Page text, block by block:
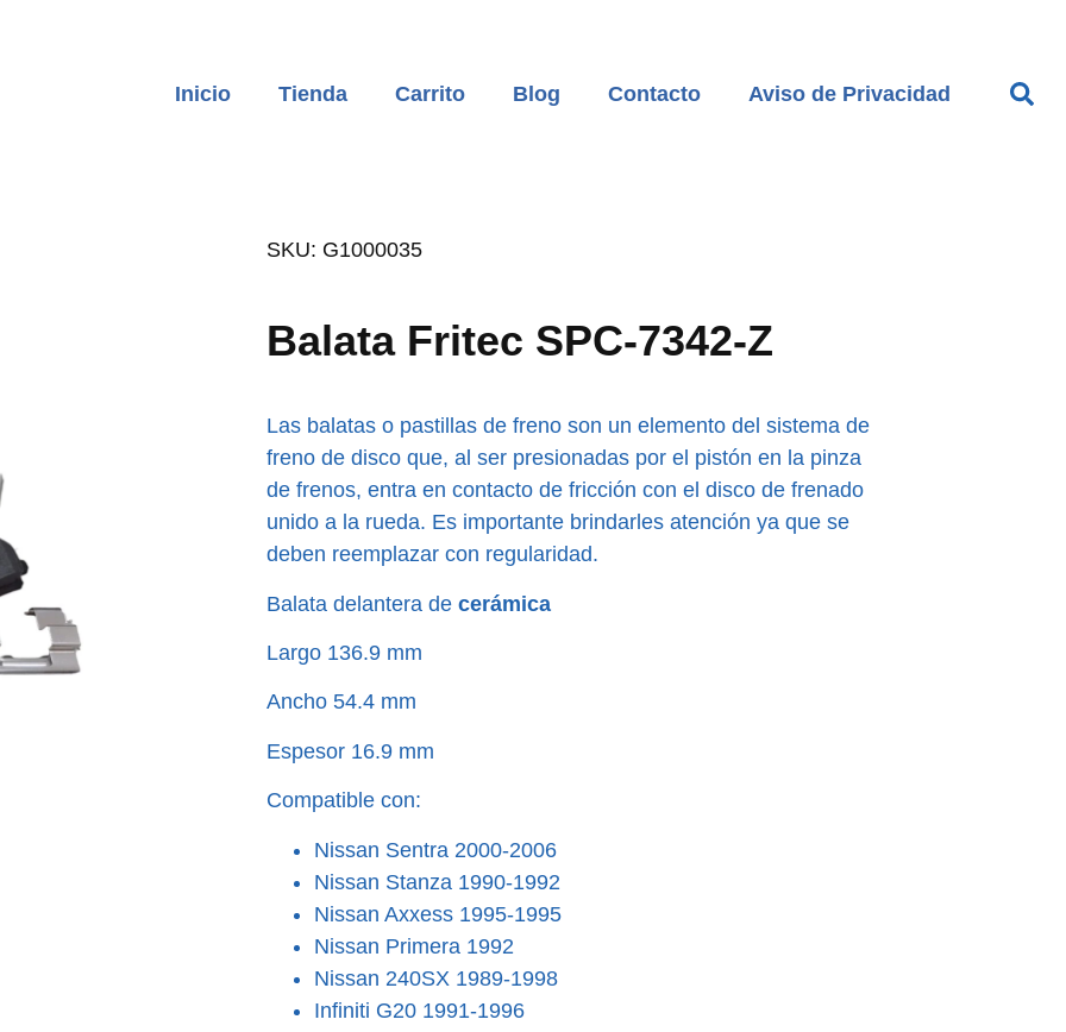
Inicio Tienda Carrito Blog Contacto Aviso de Privacidad
SKU: G1000035
Balata Fritec SPC-7342-Z
Las balatas o pastillas de freno son un elemento del sistema de
freno de disco que, al ser presionadas por el pistón en la pinza
de frenos, entra en contacto de fricción con el disco de frenado
unido a la rueda. Es importante brindarles atención ya que se
deben reemplazar con regularidad.
Balata delantera de cerámica
Largo 136.9 mm
Ancho 54.4 mm
Espesor 16.9 mm
Compatible con:
Nissan Sentra 2000-2006
Nissan Stanza 1990-1992
Nissan Axxess 1995-1995
Nissan Primera 1992
Nissan 240SX 1989-1998
Infiniti G20 1991-1996